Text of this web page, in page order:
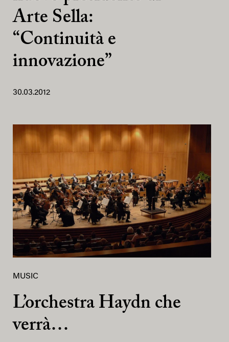
Arte Sella:
“Continuità e
innovazione”
30.03.2012
MUSIC
L’orchestra Haydn che
verrà…